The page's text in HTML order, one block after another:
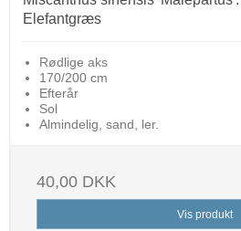
Elefantgræs
Rødlige aks
170/200 cm
Efterår
Sol
Almindelig, sand, ler.
40,00 DKK
Vis produkt